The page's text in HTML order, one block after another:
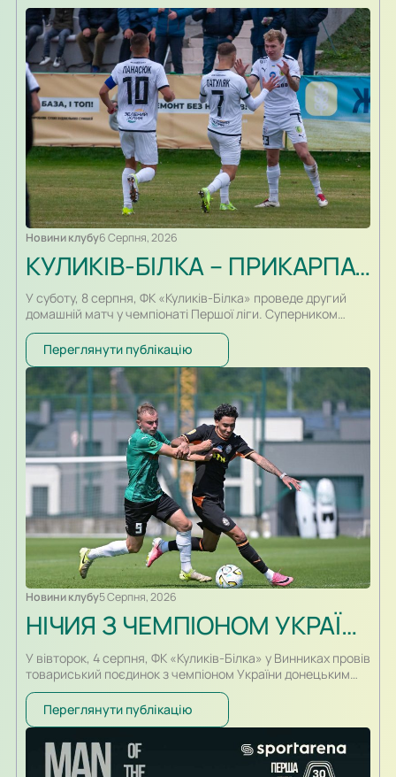
Новини клубу6 Серпня, 2026
КУЛИКІВ-БІЛКА – ПРИКАРПАТТЯ-БЛАГО. ПРЕВ’Ю
У суботу, 8 серпня, ФК «Куликів-Білка» проведе другий
домашній матч у чемпіонаті Першої ліги. Суперником
команди Сергія Атласюка стане івано-франківське
«Прикарпаття-Благо». Поєдинок на «Арені Куликів»
розпочнеться о 16:30. Для суперників це буде перша
офіційна зустріч в історії. Раніше команди перетиналися
лише у контрольних матчах. Старт сезону для команд
вийшов різним. Новачок Першої ліги «Куликів-Білка» у…
Переглянути публікацію
Новини клубу5 Серпня, 2026
НІЧИЯ З ЧЕМПІОНОМ УКРАЇНИ
У вівторок, 4 серпня, ФК «Куликів-Білка» у Винниках провів
товариський поєдинок з чемпіоном України донецьким
«Шахтарем». Перший тайм спарингу, який відбувався у
форматі два тайми по 30-ть хвилин, проходив за переваги
гравців «Шахтаря», які більше контролювали м’яч і
після удару Олександра Караваєва м’яч потрапив у стійку
воріт…
Переглянути публікацію